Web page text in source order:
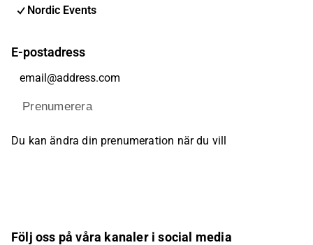
Nordic Events
E-postadress
Prenumerera
Du kan ändra din prenumeration när du vill
Följ oss på våra kanaler i social media